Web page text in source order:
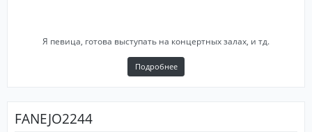
Я певица, готова выступать на концертных залах, и тд.
Подробнее
FANEJO2244